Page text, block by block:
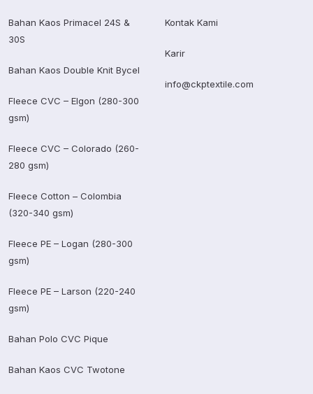
Bahan Kaos Primacel 24S &
30S
Bahan Kaos Double Knit Bycel
Fleece CVC – Elgon (280-300
gsm)
Fleece CVC – Colorado (260-
280 gsm)
Fleece Cotton – Colombia
(320-340 gsm)
Fleece PE – Logan (280-300
gsm)
Fleece PE – Larson (220-240
gsm)
Bahan Polo CVC Pique
Bahan Kaos CVC Twotone
Kontak Kami
Karir
info@ckptextile.com